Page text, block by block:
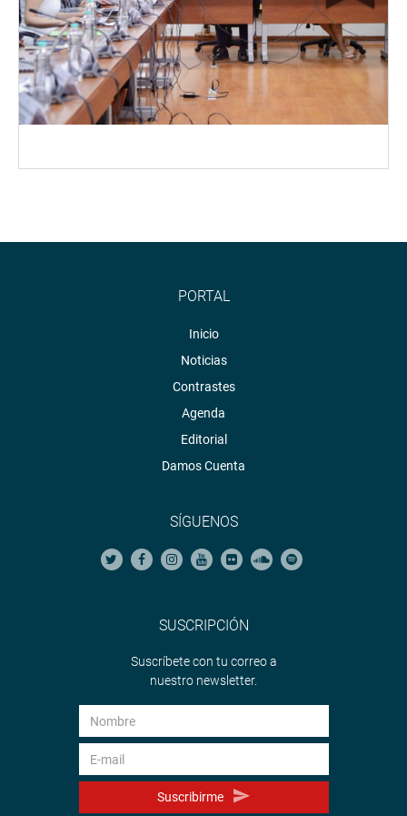
PORTAL
Inicio
Noticias
Contrastes
Agenda
Editorial
Damos Cuenta
SÍGUENOS
SUSCRIPCIÓN
Suscríbete con tu correo a
nuestro newsletter.
Suscribirme